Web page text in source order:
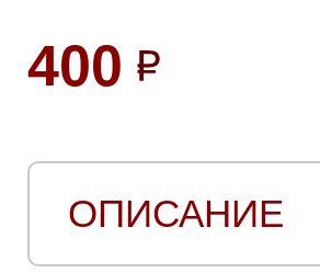
400
ОПИСАНИЕ